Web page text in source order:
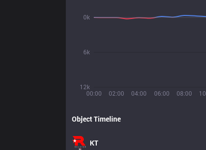
00:00 02:00 04:00 06:00 08:00
12k
6k
0k
Object Timeline
KT